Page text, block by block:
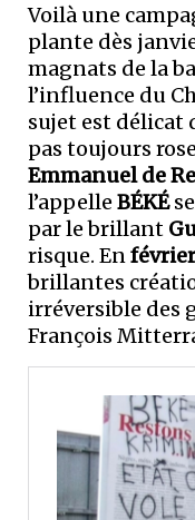
Voilà une
plante dès
magnats de la
l’influence du
sujet est délicat
pas toujours
Emmanuel de
l’appelle BÉKÉ
par le brillant
risque. En
brillantes
irréversible des
François